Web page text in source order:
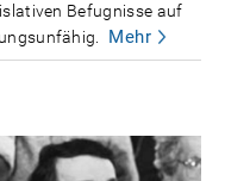
Befugnisse auf
Mehr